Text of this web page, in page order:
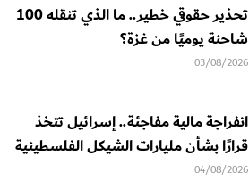
تحذير حقوقي خطير.. ما الذي تنقله 100
شاحنة يوميًا من غزة؟
03/08/2026
انفراجة مالية مفاجئة.. إسرائيل تتخذ
قرارًا بشأن مليارات الشيكل الفلسطينية
04/08/2026